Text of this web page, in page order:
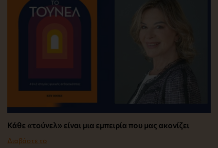
Κάθε «τούνελ» είναι μια εμπειρία που μας ακονίζει
Διαβάστε το